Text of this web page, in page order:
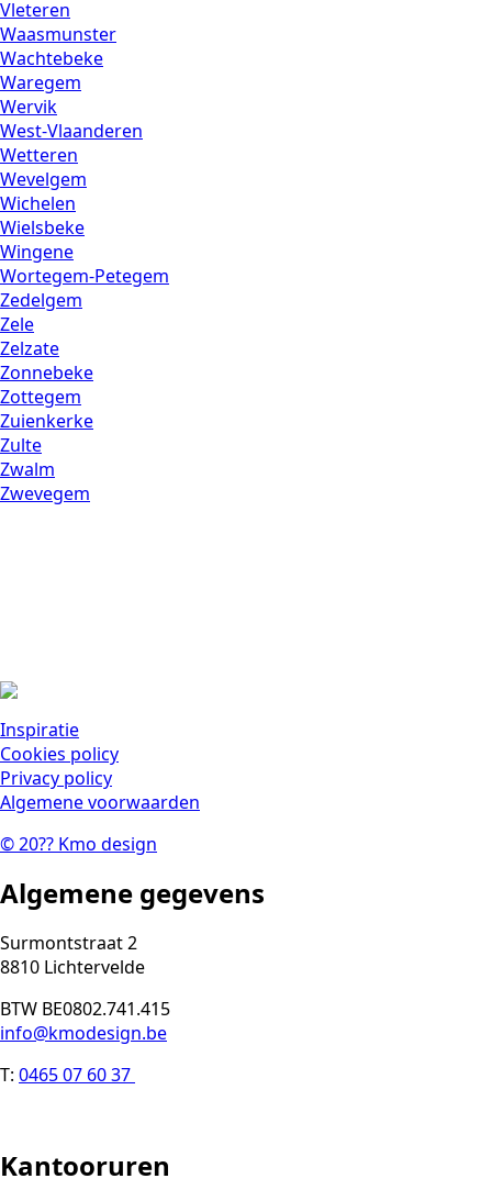
Vleteren
Waasmunster
Wachtebeke
Waregem
Wervik
West-Vlaanderen
Wetteren
Wevelgem
Wichelen
Wielsbeke
Wingene
Wortegem-Petegem
Zedelgem
Zele
Zelzate
Zonnebeke
Zottegem
Zuienkerke
Zulte
Zwalm
Zwevegem
Inspiratie
Cookies policy
Privacy policy
Algemene voorwaarden
©20?? Kmo design
Algemene gegevens
Surmontstraat 2
8810 Lichtervelde
BTW BE0802.741.415
info@kmodesign.be
T: 0465 07 60 37
Kantooruren